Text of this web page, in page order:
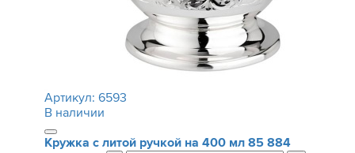
Артикул: 6593
В наличии
Кружка с литой ручкой на 400 мл 85 884